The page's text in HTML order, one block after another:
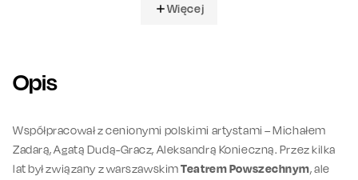
Więcej
Opis
Współpracował z cenionymi polskimi artystami – Michałem
Zadarą, Agatą Dudą-Gracz, Aleksandrą Konieczną. Przez kilka
lat był związany z warszawskimTeatrem Powszechnym, ale